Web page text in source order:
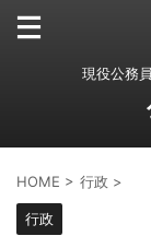
現役公務
HOME > 行政 >
行政